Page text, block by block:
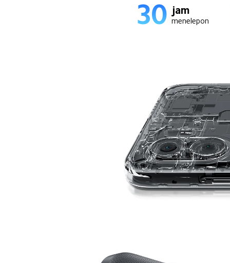
30 jam
menelepon